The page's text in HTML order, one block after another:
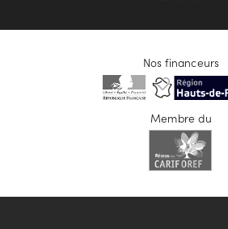
Nos financeurs
Membre du